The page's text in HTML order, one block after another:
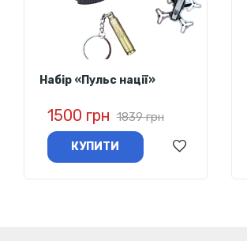
Набір «Пульс нації»
1500 грн 1839 грн
КУПИТИ